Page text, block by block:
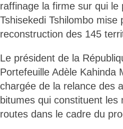
raffinage la firme sur qui le
Tshisekedi Tshilombo
reconstruction des 145
Le président de la
Portefeuille Adèle Kahinda
chargée de la relance des
bitumes qui constituent
routes dans le cadre du